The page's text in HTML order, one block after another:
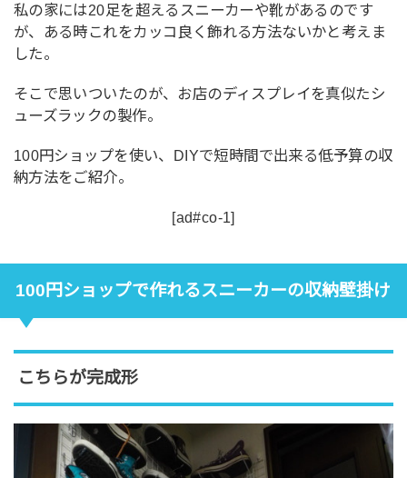
私の家には20足を超えるスニーカーや靴があるのです
が、ある時これをカッコ良く飾れる方法ないかと考えま
した。
そこで思いついたのが、お店のディスプレイを真似たシ
ューズラックの製作。
100円ショップを使い、DIYで短時間で出来る低予算の収
納方法をご紹介。
[ad#co-1]
100円ショップで作れるスニーカーの収納壁掛け
こちらが完成形